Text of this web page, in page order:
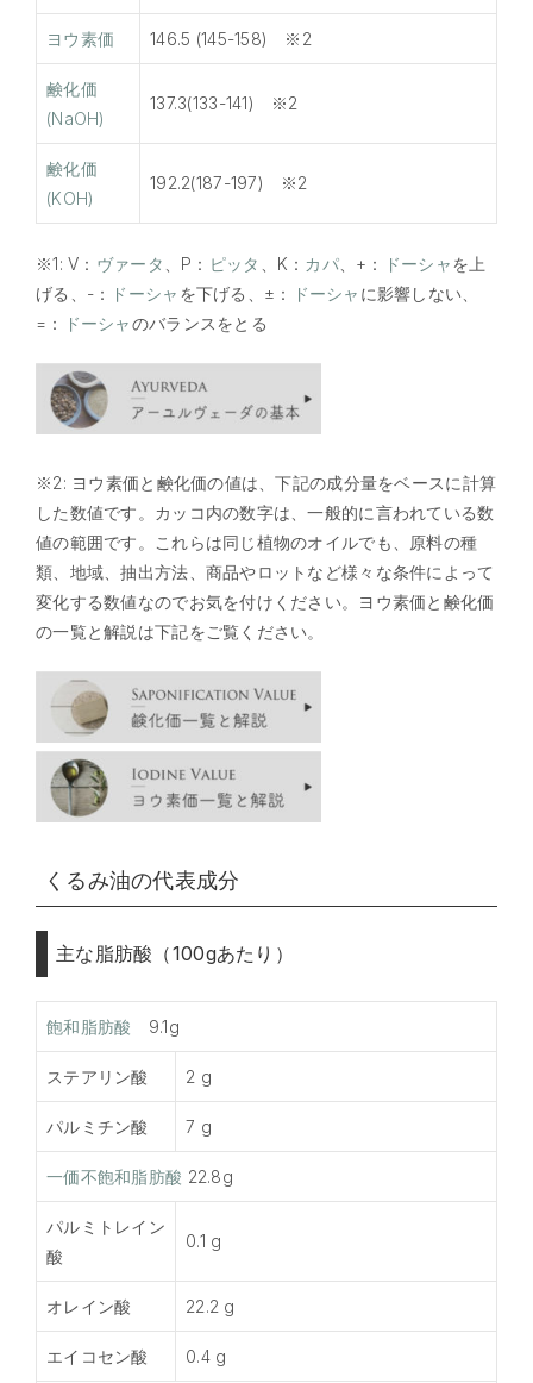
ヨウ素価 146.5 (145-158) ※2
鹸化価
(NaOH)
137.3(133-141) ※2
鹸化価
(KOH)
192.2(187-197) ※2
※1: V： ヴァータ 、P： ピッタ 、K： カパ、+： ドーシャを上
げる、-：
ドーシャ を下げる、±： ドーシャ に影響しない、
=：
ドーシャのバランスをとる
※2: ヨウ素価と鹸化価の値は、下記の成分量をベースに計算
した数値です。カッコ内の数字は、一般的に言われている数
値の範囲です。これらは同じ植物のオイルでも、原料の種
類、地域、抽出方法、商品やロットなど様々な条件によって
変化する数値なのでお気を付けください。ヨウ素価と鹸化価
の一覧と解説は下記をご覧ください。
くるみ油の代表成分
主な脂肪酸（100gあたり）
飽和脂肪酸 9.1g
ステアリン酸 2 g
パルミチン酸 7 g
一価不飽和脂肪酸 22.8g
パルミトレイン
酸
0.1 g
オレイン酸 22.2 g
エイコセン酸 0.4 g